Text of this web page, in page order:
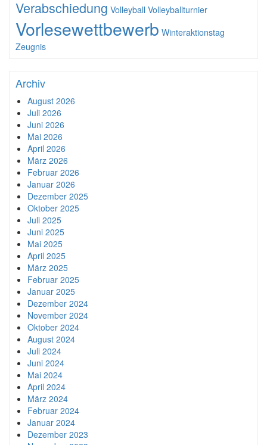
Verabschiedung Volleyball Volleyballturnier
Vorlesewettbewerb Winteraktionstag
Zeugnis
Archiv
August 2026
Juli 2026
Juni 2026
Mai 2026
April 2026
März 2026
Februar 2026
Januar 2026
Dezember 2025
Oktober 2025
Juli 2025
Juni 2025
Mai 2025
April 2025
März 2025
Februar 2025
Januar 2025
Dezember 2024
November 2024
Oktober 2024
August 2024
Juli 2024
Juni 2024
Mai 2024
April 2024
März 2024
Februar 2024
Januar 2024
Dezember 2023